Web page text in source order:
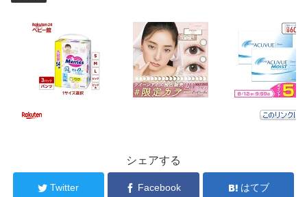
シェアする
Twitter Facebook はてブ